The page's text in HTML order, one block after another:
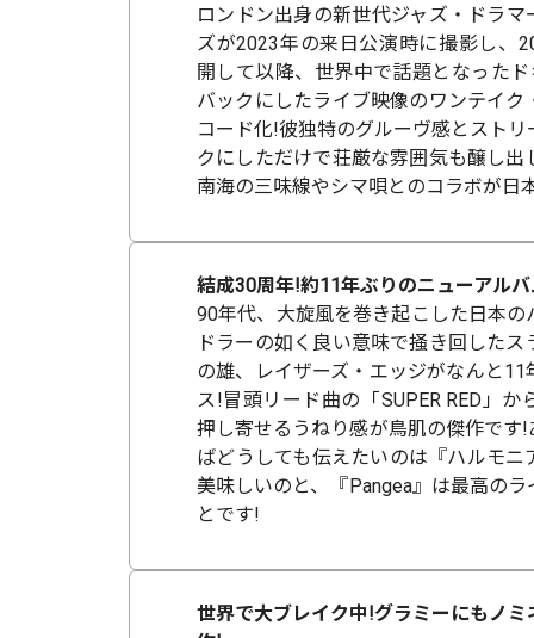
ロンドン出身の新世代ジャズ・ドラ
ズが2023年の来日公演時に撮影し、
開して以降、世界中で話題となった
バックにしたライブ映像のワンテイク
コード化!彼独特のグルーヴ感とスト
クにしただけで荘厳な雰囲気も醸し
南海の三味線やシマ唄とのコラボが日
結成30周年!約11年ぶりのニューアル
90年代、大旋風を巻き起こした日本
ドラーの如く良い意味で掻き回した
の雄、レイザーズ・エッジがなんと
ス!冒頭リード曲の「SUPER RED」
押し寄せるうねり感が鳥肌の傑作です
ばどうしても伝えたいのは『ハルモニ
美味しいのと、『Pangea』は最高の
とです!
世界で大ブレイク中!グラミーにもノ